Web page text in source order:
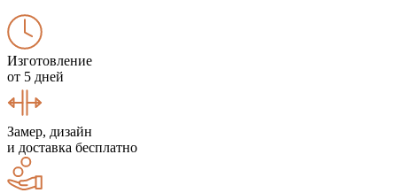
Изготовление
от 5 дней
Замер, дизайн
и доставка бесплатно